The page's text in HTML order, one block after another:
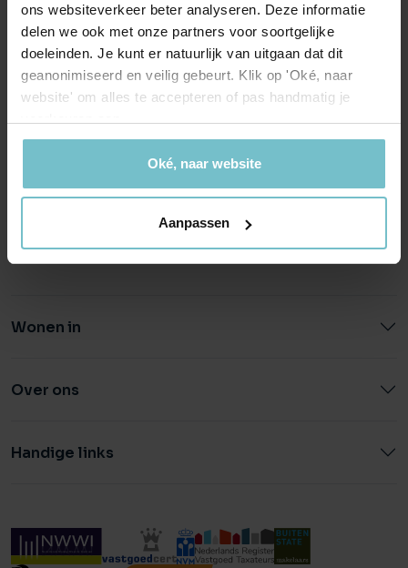
ons websiteverkeer beter analyseren. Deze informatie
delen we ook met onze partners voor soortgelijke
doeleinden. Je kunt er natuurlijk van uitgaan dat dit
geanonimiseerd en veilig gebeurt. Klik op 'Oké, naar
website' om alles te accepteren of pas handmatig je
Oké, naar website
Aanpassen
Onze kantoren
Helmond
5706 AL Helmond
0492 - 661 884
Eindhoven
5615 CJ Eindhoven
eindhoven@heuvel.nl
040 - 78 20 849
Wonen in
Over ons
Handige links